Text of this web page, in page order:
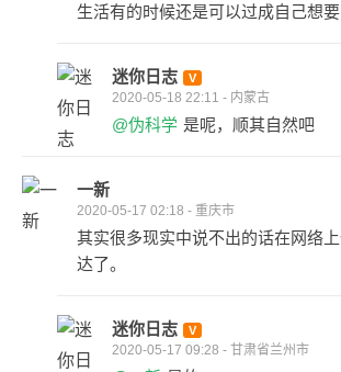
生活有的时候还是可以过成自己想
迷你日志
2020-05-18 22:11 - 内蒙古
@伪科学 是呢，顺其自然吧
一新
2020-05-17 02:18 - 重庆市
其实很多现实中说不出的话在网络
达了。
迷你日志
2020-05-17 09:28 - 甘肃省兰州市